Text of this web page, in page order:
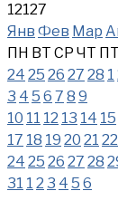
12127
Янв Фев Мар
ПН ВТ СР ЧТ ПТ
24 25 26 27 28 1
3 4 5 6 7 8 9
10 11 12 13 14 15
17 18 19 20 21 22
24 25 26 27 28
31 1 2 3 4 5 6